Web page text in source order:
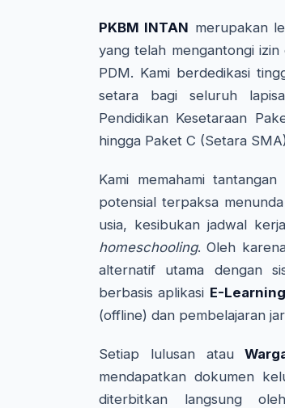
PKBM INTAN merupakan
yang telah mengantongi
PDM. Kami berdedikasi
setara bagi seluruh
Pendidikan Kesetaraan
hingga Paket C (Setara
Kami memahami
potensial terpaksa
usia, kesibukan jadwal
homeschooling. Oleh
alternatif utama dengan
berbasis aplikasi E-Learning
(offline) dan pembelajaran
Setiap lulusan atau
mendapatkan dokumen
diterbitkan langsung